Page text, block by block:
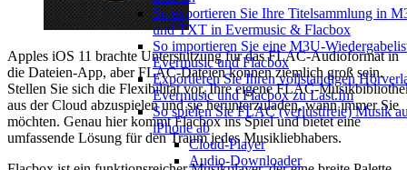
So exportieren Sie Ihre Titelsammlung in
und TXT in Evermusic & Flacbox
So importieren Sie eine M3U-
Evermusic und Flacbox
Exportieren Sie Ihren vollständigen
Evermusic und Flacbox zu Last.fm
So spielen Sie FLAC (verlustfreie) Musik
iPhone ab
Cloud-Player
Audio-Downloader
Apples iOS 11 brachte Unterstützung für das FLAC-Audioformat in
die Dateien-App, aber FLAC-Dateien können ziemlich groß sein.
Stellen Sie sich die Flexibilität vor, Ihre eigene FLAC-
aus der Cloud abzuspielen und sie herunterzuladen, wann immer Sie
möchten. Genau hier kommt Flacbox ins Spiel und bietet eine
umfassende Lösung für den Traum jedes Musikliebhabers.